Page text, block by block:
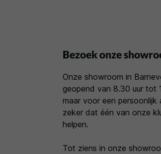
Bezoek onze
Onze showroom in
geopend van 8.30 uur tot
maar voor een
zeker dat één van onze
helpen.
Tot ziens in onze